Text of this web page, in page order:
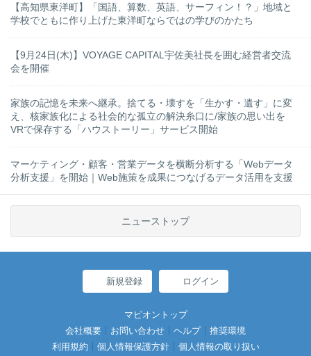
【高知県東洋町】「国語、算数、英語、サーフィン！？」地域と
学校でともに作り上げた東洋町ならではの学びのかたち
【9月24日(木)】VOYAGE CAPITAL宇佐美社長を囲む経営者交流
会を開催
家族の記憶を未来へ継承。捨てる・壊すを「生かす・遺す」に変
え、核家族化による社会的な孤立の解決糸口に/家族の思い出を
VRで保存する「ハウストーリー」サービス開始
マーケティング・顧客・営業データを横断分析する「Webデータ
分析支援」を開始｜Web施策を成果につなげるデータ活用を支援
ニューストップ
新規登録 ログイン
マピオントップ
会社概要
お問い合わせ ヘルプ
推奨環境
利用規約
個人情報保護方針 個人情報の取り扱い